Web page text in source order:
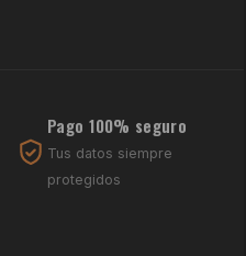
Pago 100% seguro
Tus datos siempre
protegidos